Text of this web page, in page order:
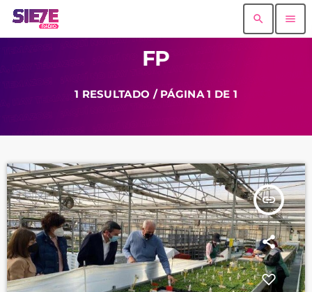
search menu
FP
1 RESULTADO / PÁGINA 1 DE 1
insert_link